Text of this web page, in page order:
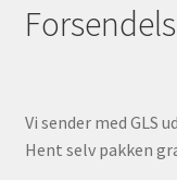
Vi sender med GLS
Hent selv pakken